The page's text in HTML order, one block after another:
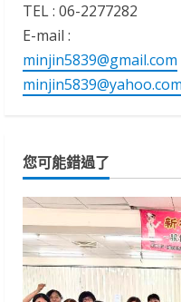
TEL : 06-2277282
E-mail :
minjin5839@gmail.com
您可能錯過了